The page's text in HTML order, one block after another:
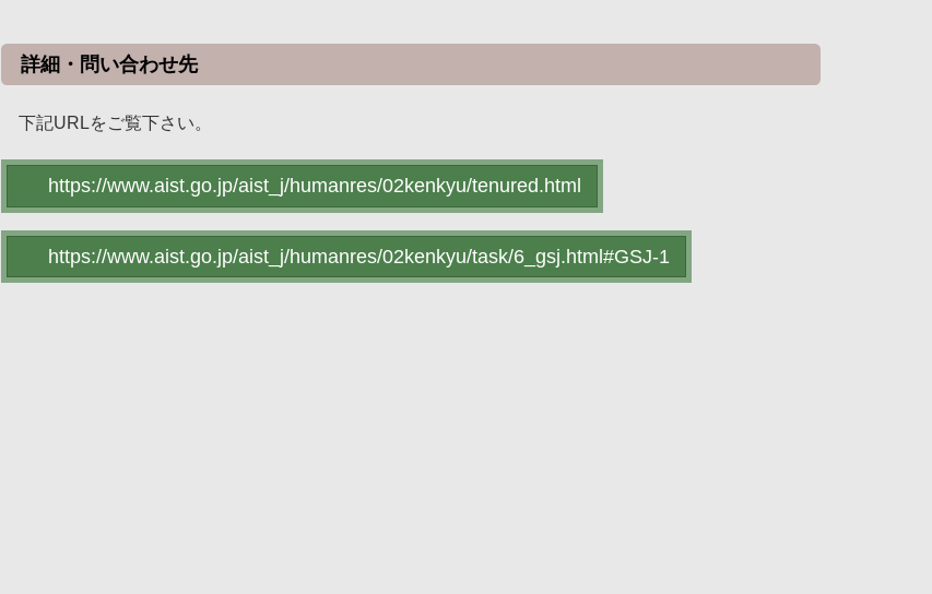
詳細・問い合わせ先
下記URLをご覧下さい。
https://www.aist.go.jp/aist_j/humanres/02kenkyu/tenured.html
https://www.aist.go.jp/aist_j/humanres/02kenkyu/task/6_gsj.html#GSJ-1